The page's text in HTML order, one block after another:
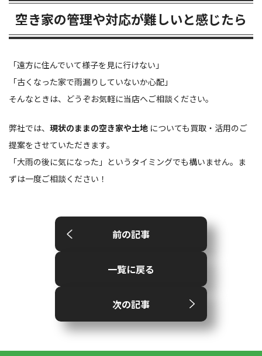
空き家の管理や対応が難しいと感じたら
「遠方に住んでいて様子を見に行けない」
「古くなった家で雨漏りしていないか心配」
そんなときは、どうぞお気軽に当店へご相談ください。
弊社では、 現状のままの空き家や土地 についても買取・活用のご
提案をさせていただきます。
「大雨の後に気になった」というタイミングでも構いません。ま
ずは一度ご相談ください！
前の記事
一覧に戻る
次の記事